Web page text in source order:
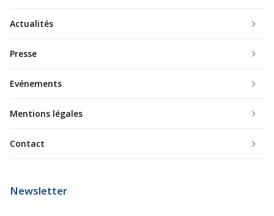
Actualités
Presse
Evénements
Mentions légales
Contact
Newsletter